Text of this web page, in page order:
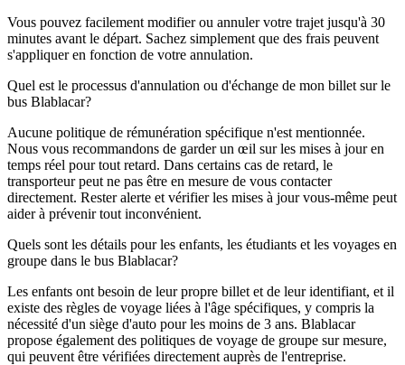
Vous pouvez facilement modifier ou annuler votre trajet jusqu'à 30
minutes avant le départ. Sachez simplement que des frais peuvent
s'appliquer en fonction de votre annulation.
Quel est le processus d'annulation ou d'échange de mon billet sur le
bus Blablacar?
Aucune politique de rémunération spécifique n'est mentionnée.
Nous vous recommandons de garder un œil sur les mises à jour en
temps réel pour tout retard. Dans certains cas de retard, le
transporteur peut ne pas être en mesure de vous contacter
directement. Rester alerte et vérifier les mises à jour vous-même peut
aider à prévenir tout inconvénient.
Quels sont les détails pour les enfants, les étudiants et les voyages en
groupe dans le bus Blablacar?
Les enfants ont besoin de leur propre billet et de leur identifiant, et il
existe des règles de voyage liées à l'âge spécifiques, y compris la
nécessité d'un siège d'auto pour les moins de 3 ans. Blablacar
propose également des politiques de voyage de groupe sur mesure,
qui peuvent être vérifiées directement auprès de l'entreprise.